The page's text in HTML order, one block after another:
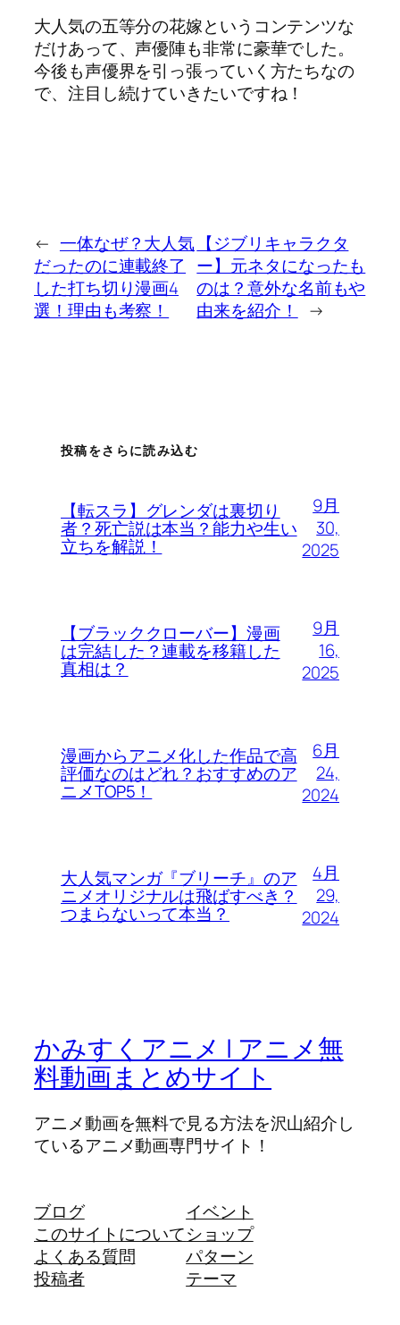
大人気の五等分の花嫁というコンテンツな
だけあって、声優陣も非常に豪華でした。
今後も声優界を引っ張っていく方たちなの
で、注目し続けていきたいですね！
← 一体なぜ？大人気
だったのに連載終了
した打ち切り漫画4
選！理由も考察！
【ジブリキャラクタ
ー】元ネタになったも
のは？意外な名前もや
由来を紹介！
→
投稿をさらに読み込む
【転スラ】グレンダは裏切り
者？死亡説は本当？能力や生い
立ちを解説！
9月
30,
2025
【ブラッククローバー】漫画
は完結した？連載を移籍した
真相は？
9月
16,
2025
漫画からアニメ化した作品で高
評価なのはどれ？おすすめのア
ニメTOP5！
6月
24,
2024
大人気マンガ『ブリーチ』のア
ニメオリジナルは飛ばすべき？
つまらないって本当？
4月
29,
2024
かみすくアニメ | アニメ無
料動画まとめサイト
アニメ動画を無料で見る方法を沢山紹介し
ているアニメ動画専門サイト！
ブログ
このサイトについて
よくある質問
投稿者
イベント
ショップ
パターン
テーマ